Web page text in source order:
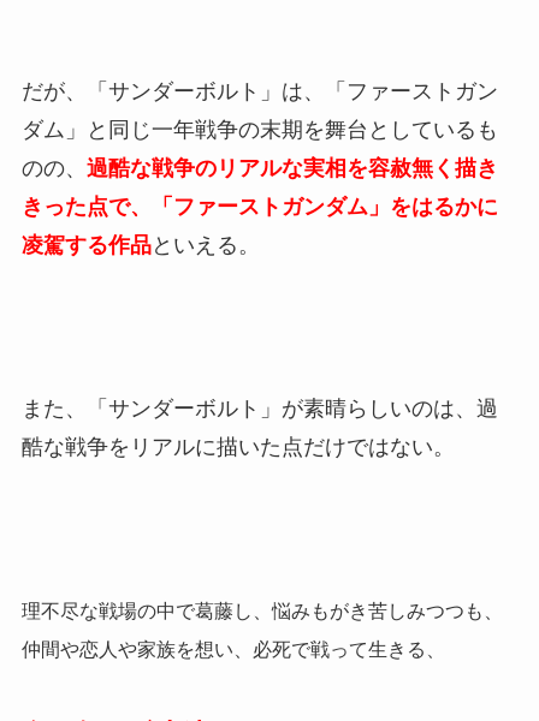
だが、「サンダーボルト」は、「ファーストガン
ダム」と同じ一年戦争の末期を舞台としているも
のの、 過酷な戦争のリアルな実相を容赦無く描き
きった点で、「ファーストガンダム」をはるかに
凌駕する作品といえる。
また、「サンダーボルト」が素晴らしいのは、過
酷な戦争をリアルに描いた点だけではない。
理不尽な戦場の中で葛藤し、悩みもがき苦しみつつも、
仲間や恋人や家族を想い、必死で戦って生きる、